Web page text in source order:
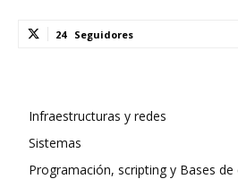
24 Seguidores
Infraestructuras y redes
Sistemas
Programación, scripting y Bases de